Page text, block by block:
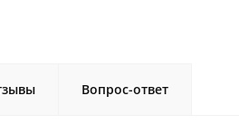
Вопрос-ответ